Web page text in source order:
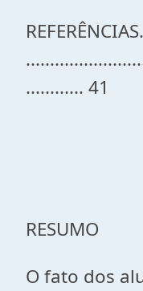
............ 41
RESUMO
O fato dos